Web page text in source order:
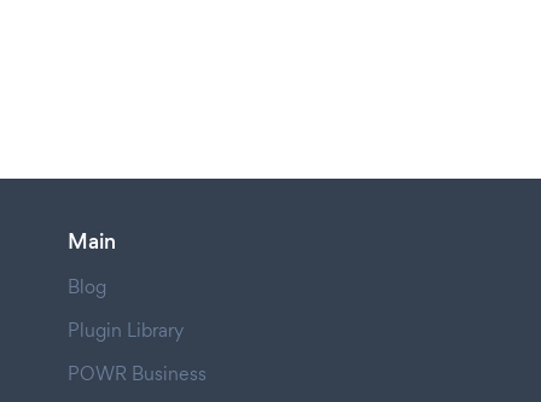
Main
Blog
Plugin Library
POWR Business